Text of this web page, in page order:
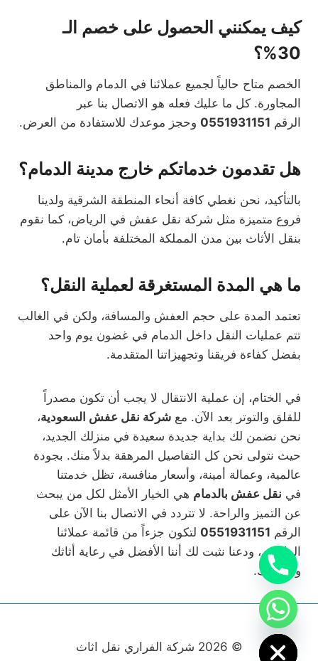
كيف يمكنني الحصول على خصم الـ
30%؟
الخصم متاح حالياً لجميع عملائنا في الدمام والمناطق
المجاورة. كل ما عليك فعله هو الاتصال بنا عبر
الرقم 0551931151 وحجز موعدك للاستفادة من العرض.
هل تقدمون خدماتكم خارج مدينة الدمام؟
بالتأكيد، نحن نغطي كافة أنحاء المنطقة الشرقية ولدينا
فروع متميزة مثل شركة نقل عفش في الرياض، كما نقوم
بنقل الأثاث بين مدن المملكة المختلفة بأمان تام.
ما هي المدة المستغرقة لعملية النقل؟
تعتمد المدة على حجم العفش والمسافة، ولكن في الغالب
تتم عمليات النقل داخل الدمام في غضون يوم واحد
بفضل كفاءة فريقنا وتجهيزاتنا المتقدمة.
في الختام، إن عملية الانتقال لا يجب أن تكون مصدراً
للقلق والتوتر بعد الآن. مع شركة نقل عفش السعودية،
نحن نضمن لك بداية جديدة سعيدة في منزلك الجديد،
حيث نتولى نحن كل التفاصيل المرهقة بدلاً منك. بجودة
عالمية، وعمالة أمينة، وأسعار منافسة، تظل خدمتنا
في نقل عفش بالدمام هي الخيار الأمثل لكل من يبحث
عن التميز والراحة. لا تتردد في الاتصال بنا الآن على
الرقم 0551931151 لتكون جزءاً من قائمة عملائنا
الراضين، ودعنا نثبت لك أننا الأفضل في رعاية أثاثك
وذكرياتك.
© 2026 شركة الفراري نقل اثاث
Hide
chaty